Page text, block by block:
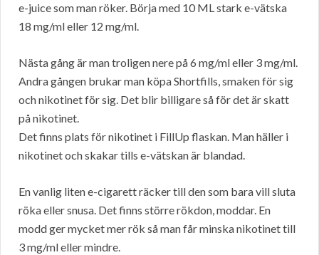
e-juice som man röker. Börja med 10 ML stark e-vätska
18 mg/ml eller 12 mg/ml.
Nästa gång är man troligen nere på 6 mg/ml eller 3 mg/ml.
Andra gången brukar man köpa Shortfills, smaken för sig
och nikotinet för sig. Det blir billigare så för det är skatt
på nikotinet.
Det finns plats för nikotinet i FillUp flaskan. Man häller i
nikotinet och skakar tills e-vätskan är blandad.
En vanlig liten e-cigarett räcker till den som bara vill sluta
röka eller snusa. Det finns större rökdon, moddar. En
modd ger mycket mer rök så man får minska nikotinet till
3 mg/ml eller mindre.